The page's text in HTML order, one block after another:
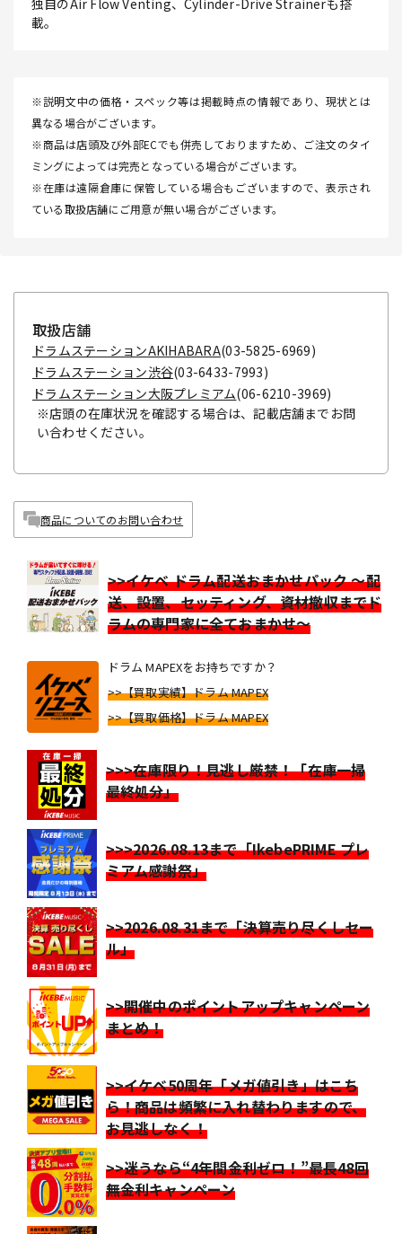
独自のAir Flow Venting、Cylinder-Drive Strainerも搭
載。
※説明文中の価格・スペック等は掲載時点の情報であり、現状とは
異なる場合がございます。
※商品は店頭及び外部ECでも併売しておりますため、ご注文のタイ
ミングによっては完売となっている場合がございます。
※在庫は遠隔倉庫に保管している場合もございますので、表示され
ている取扱店舗にご用意が無い場合がございます。
取扱店舗
ドラムステーションAKIHABARA(03-5825-6969)
ドラムステーション渋谷(03-6433-7993)
ドラムステーション大阪プレミアム(06-6210-3969)
※店頭の在庫状況を確認する場合は、記載店舗までお問
い合わせください。
商品についてのお問い合わせ
>>イケベ ドラム配送おまかせパック ～配
送、設置、セッティング、資材撤収までド
ラムの専門家に全ておまかせ～
ドラム MAPEXをお持ちですか？
>>【買取実績】ドラム MAPEX
>>【買取価格】ドラム MAPEX
>>>在庫限り！見逃し厳禁！「在庫一掃
最終処分」
>>>2026.08.13まで「IkebePRIME プレ
ミアム感謝祭」
>>2026.08.31まで「決算売り尽くしセー
ル」
>>開催中のポイントアップキャンペーン
まとめ！
>>イケベ50周年「メガ値引き」はこち
ら！商品は頻繁に入れ替わりますので、
お見逃しなく！
>>迷うなら“4年間金利ゼロ！”最長48回
無金利キャンペーン